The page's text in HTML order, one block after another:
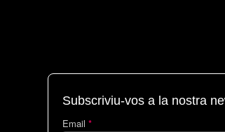
Subscriviu-vos a la nostra
Email *